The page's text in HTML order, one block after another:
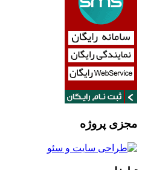
مجزی پروژه